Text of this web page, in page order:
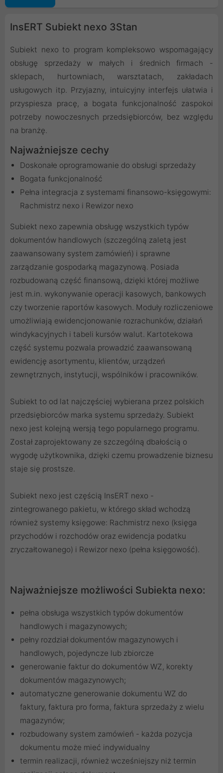
InsERT Subiekt nexo 3Stan
Subiekt nexo to program kompleksowo wspomagający
obsługę sprzedaży w małych i średnich firmach -
sklepach, hurtowniach, warsztatach, zakładach
usługowych itp. Przyjazny, intuicyjny interfejs ułatwia i
przyspiesza pracę, a bogata funkcjonalność zaspokoi
potrzeby nowoczesnych przedsiębiorców, bez względu
na branżę.
Najważniejsze cechy
Doskonałe oprogramowanie do obsługi sprzedaży
Bogata funkcjonalność
Pełna integracja z systemami finansowo-księgowymi:
Rachmistrz nexo i Rewizor nexo
Subiekt nexo zapewnia obsługę wszystkich typów
dokumentów handlowych (szczególną zaletą jest
zaawansowany system zamówień) i sprawne
zarządzanie gospodarką magazynową. Posiada
rozbudowaną część finansową, dzięki której możliwe
jest m.in. wykonywanie operacji kasowych, bankowych
czy tworzenie raportów kasowych. Moduły rozliczeniowe
umożliwiają ewidencjonowanie rozrachunków, działań
windykacyjnych i tabeli kursów walut. Kartotekowa
część systemu pozwala prowadzić zaawansowaną
ewidencję asortymentu, klientów, urządzeń
zewnętrznych, instytucji, wspólników i pracowników.
Subiekt to od lat najczęściej wybierana przez polskich
przedsiębiorców marka systemu sprzedaży. Subiekt
nexo jest kolejną wersją tego popularnego programu.
Został zaprojektowany ze szczególną dbałością o
wygodę użytkownika, dzięki czemu prowadzenie biznesu
staje się prostsze.
Subiekt nexo jest częścią InsERT nexo -
zintegrowanego pakietu, w którego skład wchodzą
również systemy księgowe: Rachmistrz nexo (księga
przychodów i rozchodów oraz ewidencja podatku
zryczałtowanego) i Rewizor nexo (pełna księgowość).
Najważniejsze możliwości Subiekta nexo:
pełna obsługa wszystkich typów dokumentów
handlowych i magazynowych;
pełny rozdział dokumentów magazynowych i
handlowych, pojedyncze lub zbiorcze
generowanie faktur do dokumentów WZ, korekty
dokumentów magazynowych;
automatyczne generowanie dokumentu WZ do
faktury, faktura pro forma, faktura sprzedaży z wielu
magazynów;
rozbudowany system zamówień - każda pozycja
dokumentu może mieć indywidualny
termin realizacji, również wcześniejszy niż termin